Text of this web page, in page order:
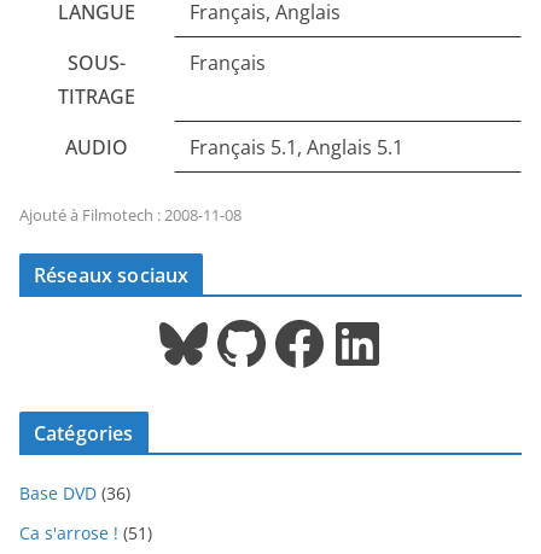
LANGUE
Français, Anglais
SOUS-
TITRAGE
Français
AUDIO Français 5.1, Anglais 5.1
Ajouté à Filmotech : 2008-11-08
Réseaux sociaux
Bluesky GitHub Facebook LinkedIn
Catégories
Base DVD (36)
Ca s'arrose ! (51)